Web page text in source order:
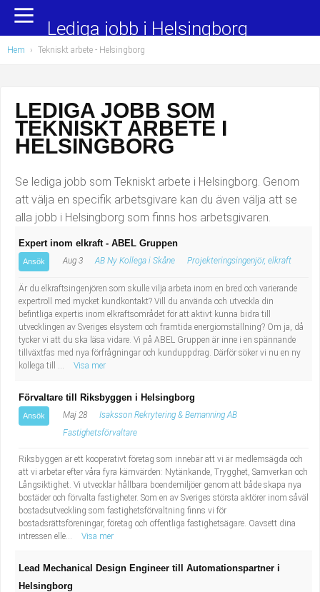
Yrkesområden
Administration, ekonomi, juridik
Chefer och verksamhetsledare
Data/IT
Försäljning, inköp, marknadsföring
Hantverksyrken
Hotell, restaurang, storhushåll
Hälso- och sjukvård
Industriell tillverkning
Installation, drift, underhåll
Kropps- och skönhetsvård
Kultur, media, design
Militärt arbete
Naturbruk
Naturvetenskapligt arbete
Pedagogiskt arbete
Populära jobb
Undersköterska, hemtjänst och äldreboende
Barnskötare
Lärare i förskola/Förskollärare
Lagerarbetare
Bussförare/Busschaufför
Elevassistent
Personlig assistent
Behandlingsassistent/Socialpedagog
Tandsköterska
Budbilsförare
Tidningsbud/Tidningsdistributör
Lärare i fritidshem/Fritidspedagog
Taxiförare/Taxichaufför
Läkarsekreterare/Vårdadmin/Medicinsk
Lediga jobb i Helsingborg
Hem › Tekniskt arbete - Helsingborg
LEDIGA JOBB SOM
TEKNISKT ARBETE I
HELSINGBORG
Se lediga jobb som Tekniskt arbete i Helsingborg. Genom
att välja en specifik arbetsgivare kan du även välja att se
alla jobb i Helsingborg som finns hos arbetsgivaren.
Expert inom elkraft - ABEL Gruppen
Ansök Aug 3 AB Ny Kollega i Skåne Projekteringsingenjör, elkraft
Är du elkraftsingenjören som skulle vilja arbeta inom en bred och varierande
expertroll med mycket kundkontakt? Vill du använda och utveckla din
befintliga expertis inom elkraftsområdet för att aktivt kunna bidra till
utvecklingen av Sveriges elsystem och framtida energiomställning? Om ja, då
tycker vi att du ska läsa vidare. Vi på ABEL Gruppen är inne i en spännande
tillväxtfas med nya förfrågningar och kunduppdrag. Därför söker vi nu en ny
kollega till ...
Visa mer
Förvaltare till Riksbyggen i Helsingborg
Ansök Maj 28
Isaksson Rekrytering & Bemanning AB
Fastighetsförvaltare
Riksbyggen är ett kooperativt företag som innebär att vi är medlemsägda och
att vi arbetar efter våra fyra kärnvärden: Nytänkande, Trygghet, Samverkan och
Långsiktighet. Vi utvecklar hållbara boendemiljöer genom att både skapa nya
bostäder och förvalta fastigheter. Som en av Sveriges största aktörer inom såväl
bostadsutveckling som fastighetsförvaltning finns vi för
bostadsrättsföreningar, företag och offentliga fastighetsägare. Oavsett dina
intressen elle...
Visa mer
Lead Mechanical Design Engineer till Automationspartner i
Helsingborg